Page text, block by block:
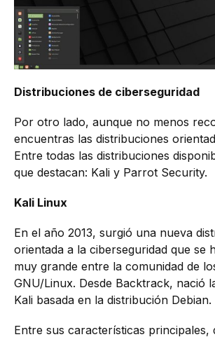
Distribuciones de ciberseguridad
Por otro lado, aunque no menos
encuentras las distribuciones
Entre todas las distribuciones
que destacan: Kali y Parrot Security.
Kali Linux
En el año 2013, surgió una nueva
orientada a la ciberseguridad que se
muy grande entre la comunidad de
GNU/Linux. Desde Backtrack, nació
Kali basada en la distribución Debian.
Entre sus características principales,